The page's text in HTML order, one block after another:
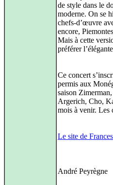
de style dans le
moderne. On se
chefs‑d’œuvre
encore,
Mais à cette
préférer
Ce concert
permis aux
saison
Argerich, Cho,
mois à venir. Les
Le site de
André Peyrègne